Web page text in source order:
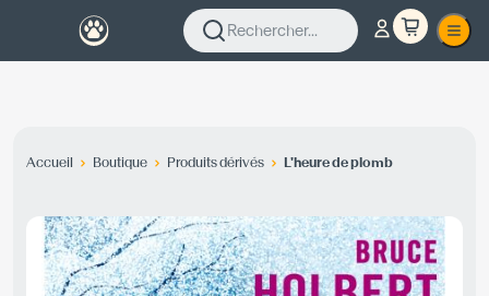
Rechercher...
Accueil Boutique Produits dérivés L'heure de plomb